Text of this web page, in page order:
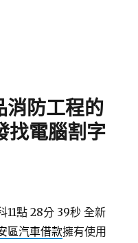
消防工程的
找電腦割字
11點 28分 39秒 全新
區汽車借款擁有使用